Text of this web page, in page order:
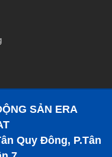
SẢN ERA
Quy Đông, P.Tân